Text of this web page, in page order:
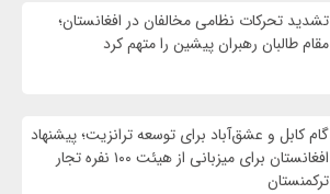
تشدید تحرکات نظامی مخالفان در افغانستان؛
مقام طالبان رهبران پیشین را متهم کرد
گام کابل و عشق‌آباد برای توسعه ترانزیت؛ پیشنهاد
افغانستان برای میزبانی از هیئت ۱۰۰ نفره تجار
ترکمنستان